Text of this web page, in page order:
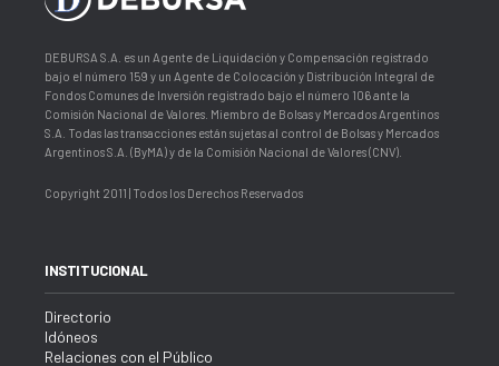
DEBURSA S.A. es un Agente de Liquidación y Compensación registrado
bajo el número 159 y un Agente de Colocación y Distribución Integral de
Fondos Comunes de Inversión registrado bajo el número 106 ante la
Comisión Nacional de Valores. Miembro de Bolsas y Mercados Argentinos
S.A. Todas las transacciones están sujetas al control de Bolsas y Mercados
Argentinos S.A. (ByMA) y de la Comisión Nacional de Valores (CNV).
Copyright 2011 | Todos los Derechos Reservados
INSTITUCIONAL
Directorio
Idóneos
Relaciones con el Público